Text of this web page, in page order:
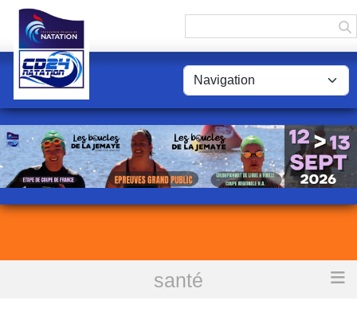
santé
Les albums vidéos
Panneau de gestion des cookies